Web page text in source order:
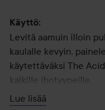
Käyttö:
Levitä aamuin illoin
kaulalle kevyin,
käytettäväksi The
kaikille ihotyypeille.
70 ml
Lue lisää